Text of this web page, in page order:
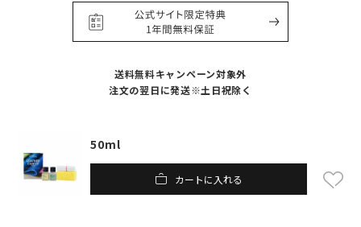
送料無料キャンペーン対象外
注文の翌日に発送※土日祝除く
50ml
カートに入れる